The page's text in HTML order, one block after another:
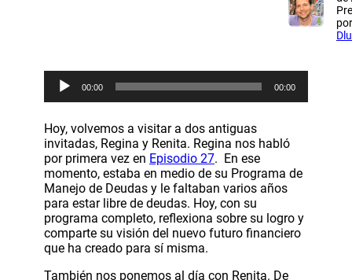
r
o
d
u
c
t
o
r
d
e
a
00:00 00:00
Hoy, volvemos a visitar a dos antiguas
invitadas, Regina y Renita. Regina nos habló
por primera vez en Episodio 27. En ese
momento, estaba en medio de su Programa de
Manejo de Deudas y le faltaban varios años
para estar libre de deudas. Hoy, con su
programa completo, reflexiona sobre su logro y
comparte su visión del nuevo futuro financiero
que ha creado para sí misma.
También nos ponemos al día con Renita. De